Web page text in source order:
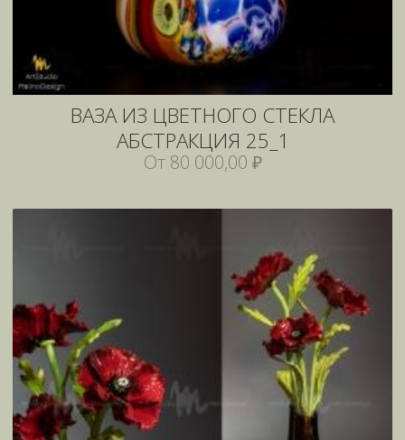
ВАЗА ИЗ ЦВЕТНОГО СТЕКЛА
АБСТРАКЦИЯ 25_1
От 80 000,00 ₽